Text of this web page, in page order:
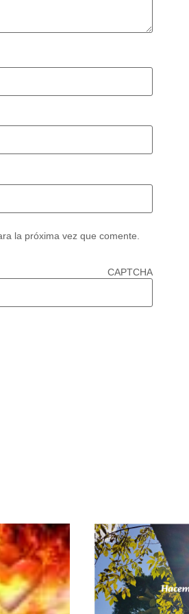
la próxima vez que comente.
CAPTCHA